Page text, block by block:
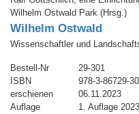
Wilhelm Ostwald Park (Hrsg.)
Wilhelm Ostwald
Wissenschaftler und
Bestell-Nr
29-301
ISBN
978-3-86729-
erschienen
06.11.2023
Auflage
1. Auflage 2023